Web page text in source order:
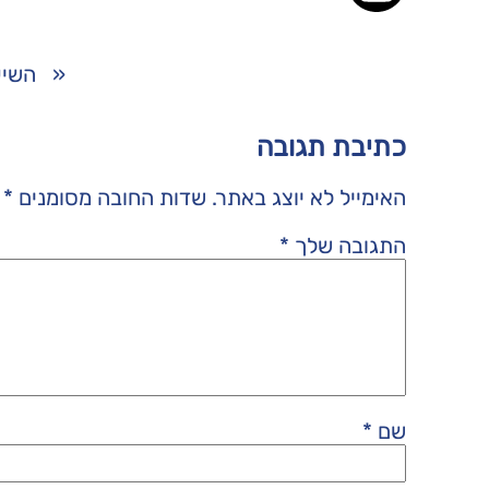
«
כתיבת תגובה
האימייל לא יוצג באתר. שדות החובה מסומנים *
התגובה שלך *
שם *